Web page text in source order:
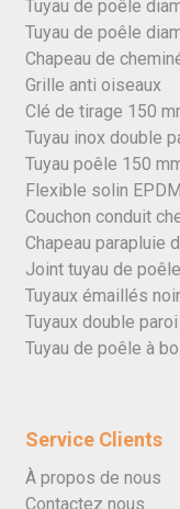
Tuyau de poêle
Tuyau de poêle
Chapeau de
Grille anti oiseaux
Clé de tirage 150
Tuyau inox double
Tuyau poêle 150
Flexible solin
Couchon conduit
Chapeau parapluie
Joint tuyau de
Tuyaux émaillés
Tuyaux double
Tuyau de poêle à
Service Clients
À propos de nous
Contactez nous